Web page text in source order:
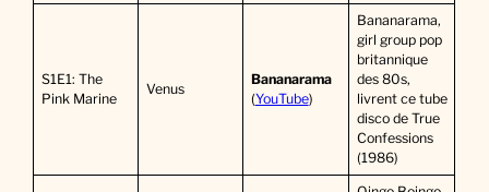
S1E1: The
Pink Marine
Venus
Bananarama
(YouTube)
Bananarama,
girl group pop
britannique
des 80s,
livrent ce tube
disco de True
Confessions
(1986)